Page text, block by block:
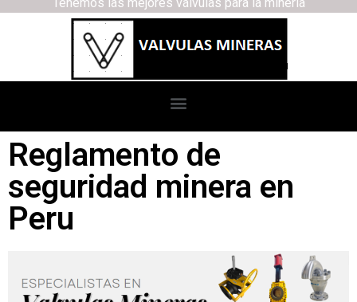
Reglamento de
seguridad minera en
Peru